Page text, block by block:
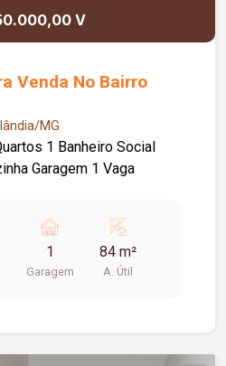
V
Venda No Bairro
MG
1 Banheiro Social
Garagem 1 Vaga
1
Garagem
84 m²
A. Útil